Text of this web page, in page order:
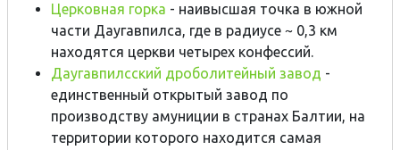
Церковная горка - наивысшая точка в южной
части Даугавпилса, где в радиусе ~ 0,3 км
находятся церкви четырех конфессий.
Даугавпилсский дроболитейный завод -
единственный открытый завод по
производству амуниции в странах Балтии, на
территории которого находится самая